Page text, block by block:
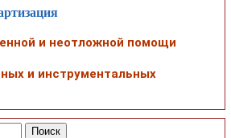
и неотложной помощи
и инструментальных